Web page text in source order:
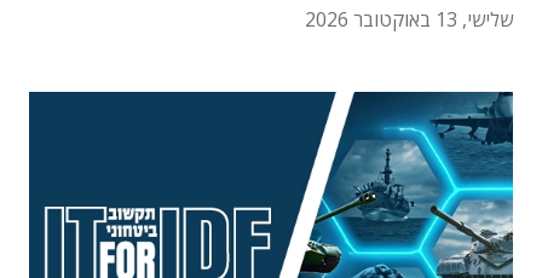
שלישי, 13 באוקטובר 2026